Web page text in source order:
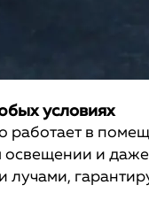
условиях
работает в
освещении и
лучами,